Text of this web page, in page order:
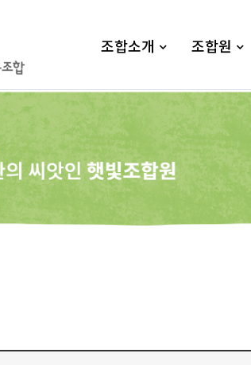
조합소개 조합원